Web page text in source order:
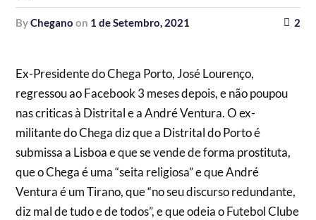
byChegano on 1 de Setembro, 2021 2
Ex-Presidente do Chega Porto, José Lourenço,
regressou ao Facebook 3 meses depois, e não poupou
nas criticas à Distrital e a André Ventura. O ex-
militante do Chega diz que a Distrital do Porto é
submissa a Lisboa e que se vende de forma prostituta,
que o Chega é uma “seita religiosa” e que André
Ventura é um Tirano, que “no seu discurso redundante,
diz mal de tudo e de todos”, e que odeia o Futebol Clube